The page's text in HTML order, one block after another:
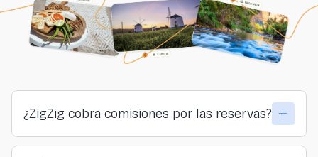
¿ZigZig cobra comisiones por las reservas?